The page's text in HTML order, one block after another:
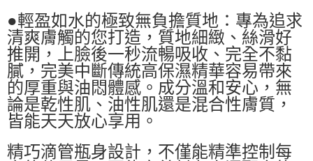
●輕盈如水的極致無負擔質地：專為追求
清爽膚觸的您打造，質地細緻、絲滑好
推開，上臉後一秒流暢吸收、完全不黏
膩，完美中斷傳統高保濕精華容易帶來
的厚重與油悶體感。成分溫和安心，無
論是乾性肌、油性肌還是混合性膚質，
皆能天天放心享用。
精巧滴管瓶身設計，不僅能精準控制每